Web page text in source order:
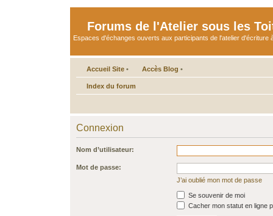
Forums de l'Atelier sous les
Espaces d'échanges ouverts aux participants de l'atelier d'écriture
Accueil Site • Accès Blog •
Index du forum
Connexion
Nom d’utilisateur:
Mot de passe:
J’ai oublié mon mot de passe
Se souvenir de moi
Cacher mon statut en ligne